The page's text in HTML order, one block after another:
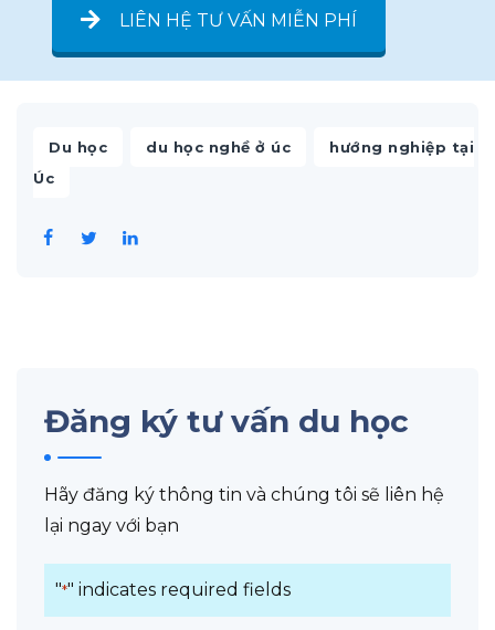
LIÊN HỆ TƯ VẤN MIỄN PHÍ
Du học du học nghề ở úc
hướng nghiệp tại
Úc
Đăng ký tư vấn du học
Hãy đăng ký thông tin và chúng tôi sẽ liên hệ
lại ngay với bạn
"*" indicates required fields